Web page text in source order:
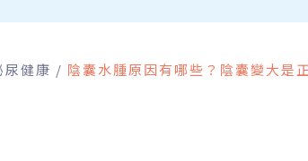
尿健康 陰囊水腫原因有哪些？陰囊變大是